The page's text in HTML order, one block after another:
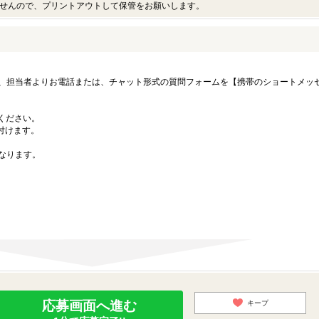
ので、プリントアウトして保管をお願いします。
担当者よりお電話または、チャット形式の質問フォームを【携帯のショートメッ
さい。
ます。
ます。
応募画面へ進む キープ